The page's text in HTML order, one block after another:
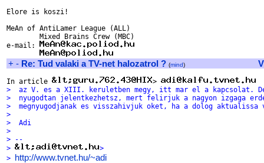
Elore is koszi!
MeAn of AntiLamer League (ALL)
        Mixed Brains Crew (MBC)
e-mail:
+ - Re: Tud valaki a TV-net halozatrol ? (mind)
In article
>
>  az V. es a XIII. keruletben megy, itt mar el a kapcsolat.
>  nyugodtan jelentkezhetsz, mert felirjuk a nagyon izgaga
>  megnyugodjanak es visszahivjuk oket, ha a dolog
>
>  Adi
>
> --
>
>
> http://www.tvnet.hu/~adi